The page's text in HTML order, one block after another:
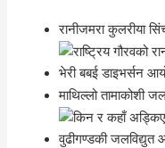
रानीजमरा कुलरीया
भेरी बबई डाइभर्सन
माथिल्लो तामाकोशी
वुढीगण्डकी जलविद्युत